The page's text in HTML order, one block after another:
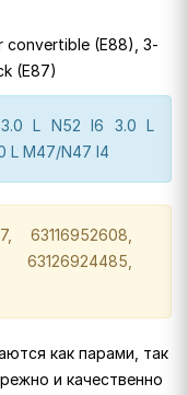
convertible (E88), 3-
(E87)
3.0 L N52 I6 3.0 L
L M47/N47 I4
63116952608,
как парами, так
и качественно